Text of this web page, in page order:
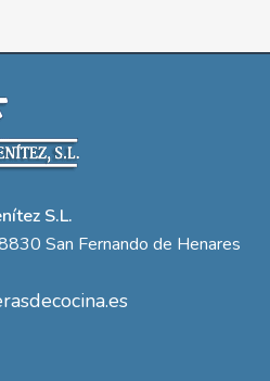
S.L.
San Fernando de Henares